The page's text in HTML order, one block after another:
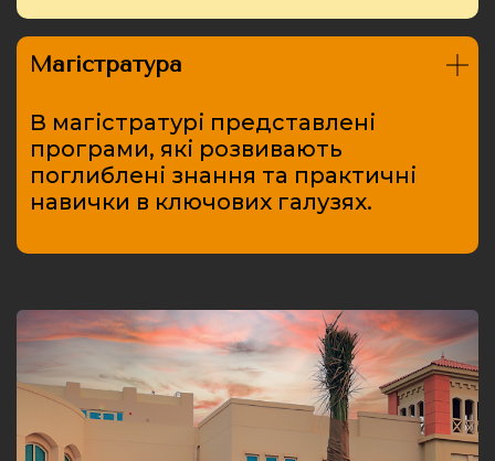
Магістратура
В магістратурі представлені
програми, які розвивають
поглиблені знання та практичні
навички в ключових галузях.